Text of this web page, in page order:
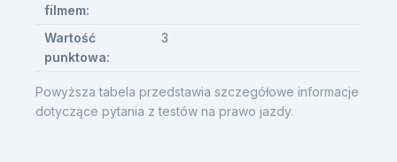
Powyższa tabela przedstawia szczegółowe informacje
dotyczące pytania z testów na prawo jazdy.
filmem:
Wartość
punktowa:
3